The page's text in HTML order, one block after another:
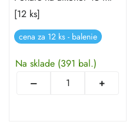
[12 ks]
cena za 12 ks - balenie
Na sklade (391 bal.)